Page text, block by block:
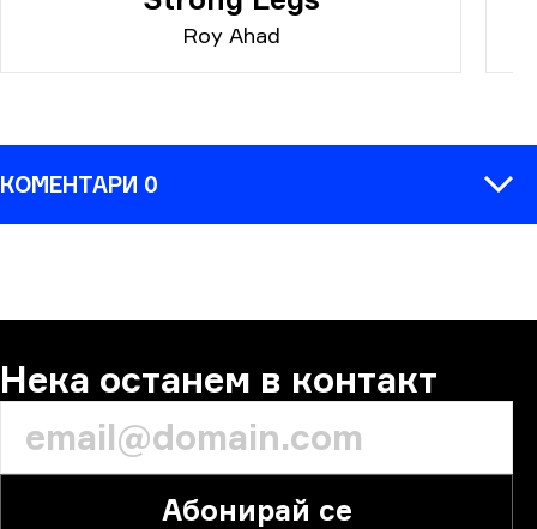
Roy Ahad
КОМЕНТАРИ 0
Нека останем в контакт
Абонирай се